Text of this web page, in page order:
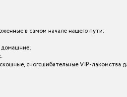
в самом начале нашего пути:
домашние;
сногсшибательные VIP-лакомства